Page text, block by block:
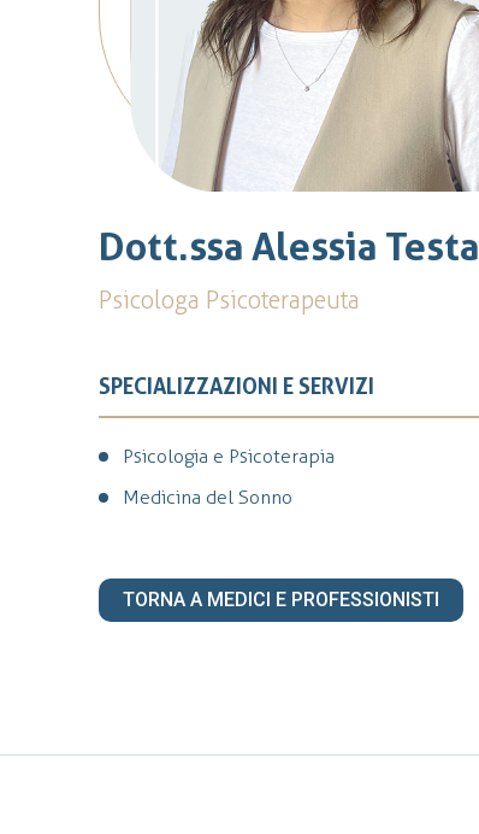
Dott.ssa Alessia Testa
Psicologa Psicoterapeuta
SPECIALIZZAZIONI E SERVIZI
Psicologia e Psicoterapia
Medicina del Sonno
TORNA A MEDICI E PROFESSIONISTI